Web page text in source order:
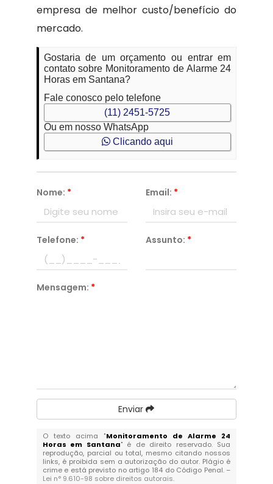
empresa de melhor custo/benefício do
mercado.
Gostaria de um orçamento ou entrar em
contato sobre Monitoramento de Alarme 24
Horas em Santana?
Fale conosco pelo telefone
(11) 2451-5725
Ou em nosso WhatsApp
Clicando aqui
Nome: * Email: *
Telefone: * Assunto: *
Mensagem: *
Enviar
O texto acima "Monitoramento de Alarme 24
Horas em Santana" é de direito reservado. Sua
reprodução, parcial ou total, mesmo citando nossos
links, é proibida sem a autorização do autor. Plágio é
crime e está previsto no artigo 184 do Código Penal. –
Lei n° 9.610-98 sobre direitos autorais.